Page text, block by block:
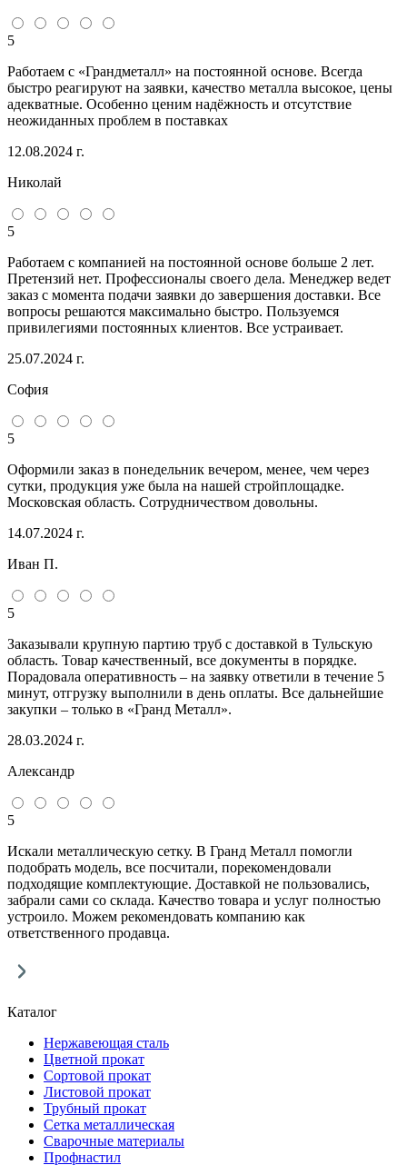
5
Работаем с «Грандметалл» на постоянной основе. Всегда
быстро реагируют на заявки, качество металла высокое, цены
адекватные. Особенно ценим надёжность и отсутствие
неожиданных проблем в поставках
12.08.2024 г.
Николай
5
Работаем с компанией на постоянной основе больше 2 лет.
Претензий нет. Профессионалы своего дела. Менеджер ведет
заказ с момента подачи заявки до завершения доставки. Все
вопросы решаются максимально быстро. Пользуемся
привилегиями постоянных клиентов. Все устраивает.
25.07.2024 г.
София
5
Оформили заказ в понедельник вечером, менее, чем через
сутки, продукция уже была на нашей стройплощадке.
Московская область. Сотрудничеством довольны.
14.07.2024 г.
Иван П.
5
Заказывали крупную партию труб с доставкой в Тульскую
область. Товар качественный, все документы в порядке.
Порадовала оперативность – на заявку ответили в течение 5
минут, отгрузку выполнили в день оплаты. Все дальнейшие
закупки – только в «Гранд Металл».
28.03.2024 г.
Александр
5
Искали металлическую сетку. В Гранд Металл помогли
подобрать модель, все посчитали, порекомендовали
подходящие комплектующие. Доставкой не пользовались,
забрали сами со склада. Качество товара и услуг полностью
устроило. Можем рекомендовать компанию как
ответственного продавца.
Каталог
Нержавеющая сталь
Цветной прокат
Сортовой прокат
Листовой прокат
Трубный прокат
Сетка металлическая
Сварочные материалы
Профнастил